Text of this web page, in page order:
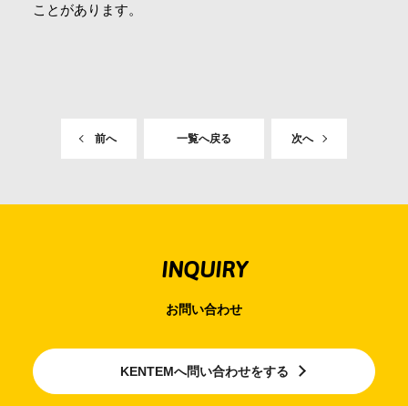
ことがあります。
前へ 一覧へ戻る 次へ
INQUIRY
お問い合わせ
KENTEMへ問い合わせをする